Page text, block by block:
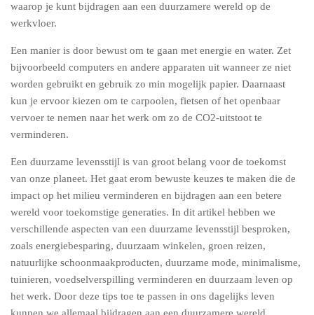
waarop je kunt bijdragen aan een duurzamere wereld op de
werkvloer.
Een manier is door bewust om te gaan met energie en water. Zet
bijvoorbeeld computers en andere apparaten uit wanneer ze niet
worden gebruikt en gebruik zo min mogelijk papier. Daarnaast
kun je ervoor kiezen om te carpoolen, fietsen of het openbaar
vervoer te nemen naar het werk om zo de CO2-uitstoot te
verminderen.
Een duurzame levensstijl is van groot belang voor de toekomst
van onze planeet. Het gaat erom bewuste keuzes te maken die de
impact op het milieu verminderen en bijdragen aan een betere
wereld voor toekomstige generaties. In dit artikel hebben we
verschillende aspecten van een duurzame levensstijl besproken,
zoals energiebesparing, duurzaam winkelen, groen reizen,
natuurlijke schoonmaakproducten, duurzame mode, minimalisme,
tuinieren, voedselverspilling verminderen en duurzaam leven op
het werk. Door deze tips toe te passen in ons dagelijks leven